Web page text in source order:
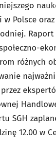
Polsce
różnych
SGH
12.00 w